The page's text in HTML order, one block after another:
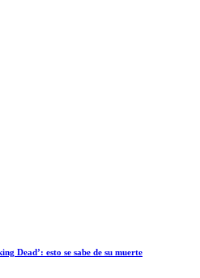
Dead’: esto se sabe de su muerte